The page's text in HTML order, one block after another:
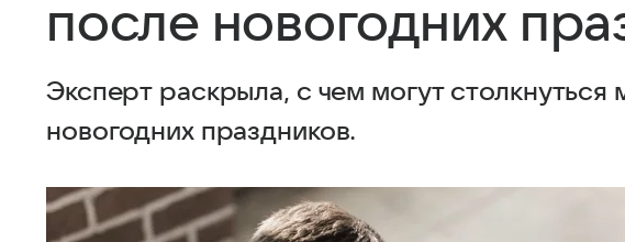
после новогодних
Эксперт раскрыла, с чем могут
новогодних праздников.